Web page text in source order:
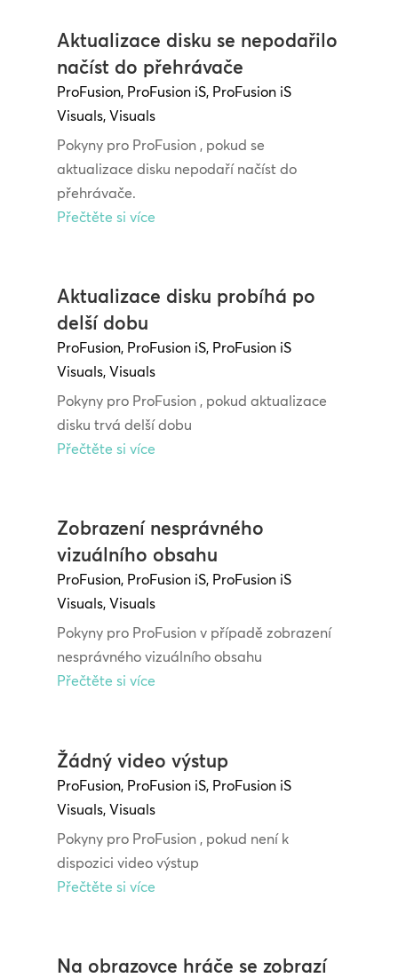
Aktualizace disku se nepodařilo
načíst do přehrávače
ProFusion, ProFusion iS, ProFusion iS
Visuals, Visuals
Pokyny pro ProFusion , pokud se
aktualizace disku nepodaří načíst do
přehrávače.
Přečtěte si více
Aktualizace disku probíhá po
delší dobu
ProFusion, ProFusion iS, ProFusion iS
Visuals, Visuals
Pokyny pro ProFusion , pokud aktualizace
disku trvá delší dobu
Přečtěte si více
Zobrazení nesprávného
vizuálního obsahu
ProFusion, ProFusion iS, ProFusion iS
Visuals, Visuals
Pokyny pro ProFusion v případě zobrazení
nesprávného vizuálního obsahu
Přečtěte si více
Žádný video výstup
ProFusion, ProFusion iS, ProFusion iS
Visuals, Visuals
Pokyny pro ProFusion , pokud není k
dispozici video výstup
Přečtěte si více
Na obrazovce hráče se zobrazí